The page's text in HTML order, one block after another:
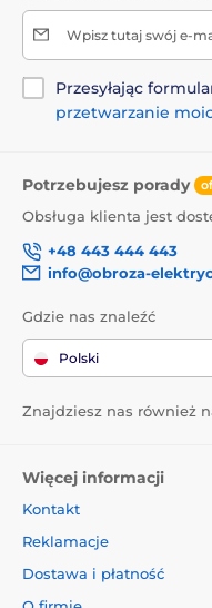
Wpisz tutaj swój e-
Przesyłając
przetwarzanie
Potrzebujesz porady
Obsługa klienta jest
+48 443 444 443
info@obroza-
Gdzie nas znaleźć
Polski
Znajdziesz nas również
Więcej informacji
Kontakt
Reklamacje
Dostawa i płatność